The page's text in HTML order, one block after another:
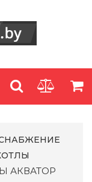
АКВАТОР